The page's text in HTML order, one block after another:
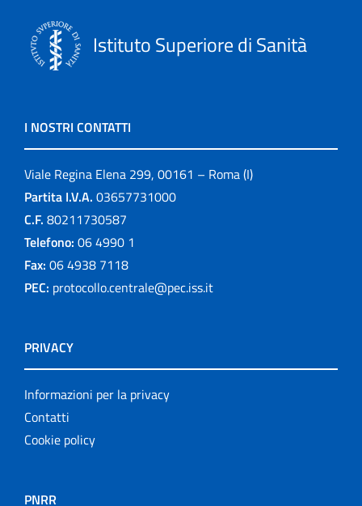
Istituto Superiore di Sanità
I NOSTRI CONTATTI
Viale Regina Elena 299, 00161 – Roma (I)
Partita I.V.A. 03657731000
C.F. 80211730587
Telefono: 06 4990 1
Fax: 06 4938 7118
PEC: protocollo.centrale@pec.iss.it
PRIVACY
Informazioni per la privacy
Contatti
Cookie policy
PNRR